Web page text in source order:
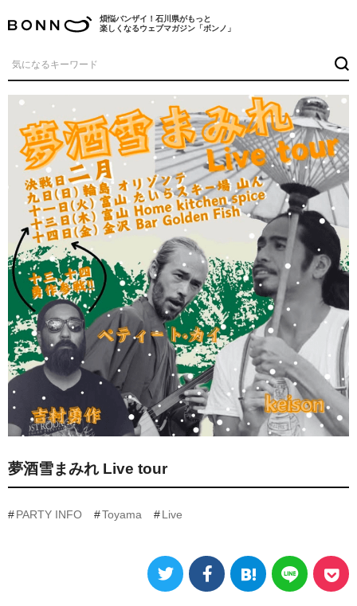
煩悩バンザイ！石川県がもっと
楽しくなるウェブマガジン「ボンノ」
夢酒雪まみれ Live tour
PARTY INFO Toyama Live